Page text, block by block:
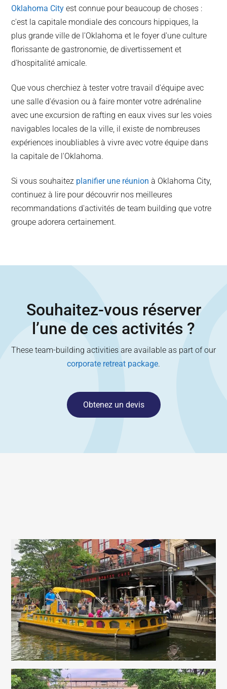
Oklahoma City est connue pour beaucoup de choses :
c'est la capitale mondiale des concours hippiques, la
plus grande ville de l'Oklahoma et le foyer d'une culture
florissante de gastronomie, de divertissement et
d'hospitalité amicale.
Que vous cherchiez à tester votre travail d'équipe avec
une salle d'évasion ou à faire monter votre adrénaline
avec une excursion de rafting en eaux vives sur les voies
navigables locales de la ville, il existe de nombreuses
expériences inoubliables à vivre avec votre équipe dans
la capitale de l'Oklahoma.
Si vous souhaitez planifier une réunion à Oklahoma City,
continuez à lire pour découvrir nos meilleures
recommandations d'activités de team building que votre
groupe adorera certainement.
Souhaitez-vous réserver
l’une de ces activités ?
These team-building activities are available as part of our
corporate retreat package.
Obtenez un devis